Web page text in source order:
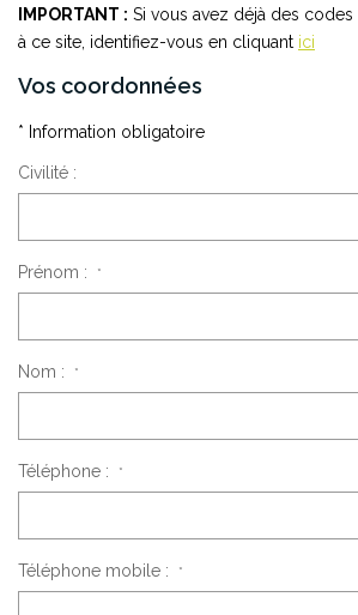
NOS AGENCES
Nous Rejoindre
CONTACT
IMPORTANT : Si vous avez déjà des
à ce site, identifiez-vous en cliquant ici
Vos coordonnées
* Information obligatoire
Civilité :
Prénom : *
Nom : *
Téléphone : *
Téléphone mobile : *